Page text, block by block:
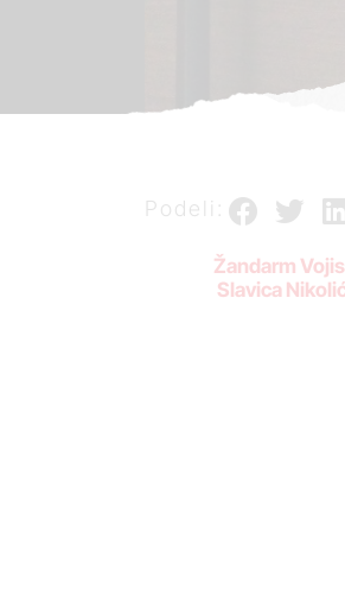
Podeli:
Žandarm
Slavica